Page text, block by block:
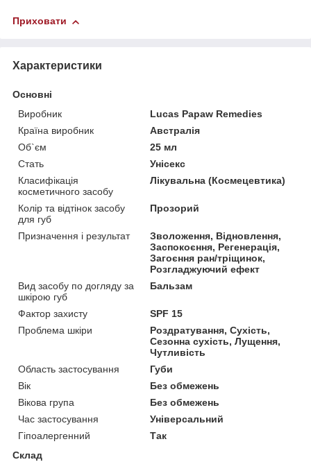
Приховати
Характеристики
Основні
Виробник
Lucas Papaw Remedies
Країна виробник
Австралія
Об`єм
25 мл
Стать
Унісекс
Класифікація
косметичного засобу
Лікувальна (Космецевтика)
Колір та відтінок засобу
для губ
Прозорий
Призначення і результат
Зволоження, Відновлення,
Заспокоєння, Регенерація,
Загоєння ран/тріщинок,
Розгладжуючий ефект
Вид засобу по догляду за
шкірою губ
Бальзам
Фактор захисту
SPF 15
Проблема шкіри
Роздратування, Сухість,
Сезонна сухість, Лущення,
Чутливість
Область застосування
Губи
Вік
Без обмежень
Вікова група
Без обмежень
Час застосування
Універсальний
Гіпоалергенний
Так
Склад